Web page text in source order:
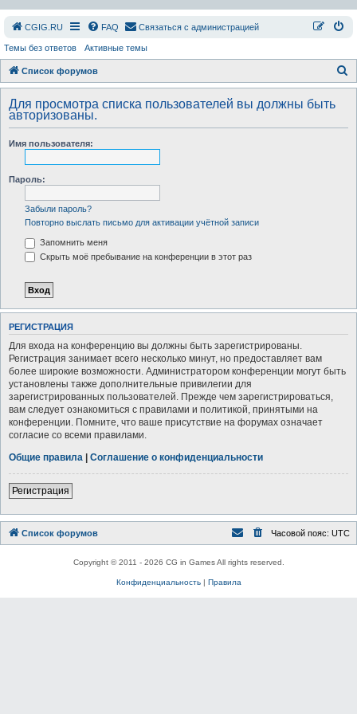
СGIG.RU FAQ Связаться с администрацией
Темы без ответов Активные темы
Список форумов
о
Для просмотра списка пользователей вы должны быть
авторизованы.
Имя пользователя:
Пароль:
Забыли пароль?
Повторно выслать письмо для активации учётной записи
Запомнить меня
Скрыть моё пребывание на конференции в этот раз
РЕГИСТРАЦИЯ
Для входа на конференцию вы должны быть зарегистрированы.
Регистрация занимает всего несколько минут, но предоставляет вам
более широкие возможности. Администратором конференции могут быть
установлены также дополнительные привилегии для
зарегистрированных пользователей. Прежде чем зарегистрироваться,
вам следует ознакомиться с правилами и политикой, принятыми на
конференции. Помните, что ваше присутствие на форумах означает
согласие со всеми правилами.
Общие правила | Соглашение о конфиденциальности
Регистрация
Список форумов Часовой пояс: UTC
Copyright © 2011 - 2026 CG in Games All rights reserved.
Конфиденциальность| Правила